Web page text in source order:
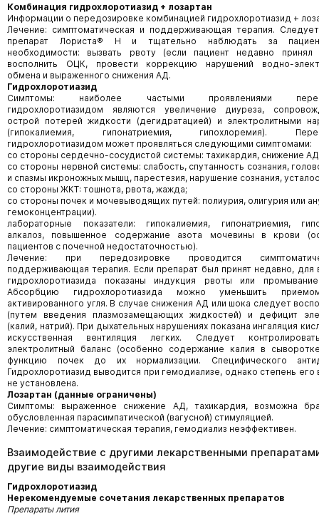
Комбинация гидрохлоротиазид + лозартан
Информации о передозировке комбинацией гидрохлоротиазид +
Лечение: симптоматическая и поддерживающая терапия.
препарат Лориста® Н и тщательно наблюдать за
необходимости: вызвать рвоту (если пациент недавно принял
восполнить ОЦК, провести коррекцию нарушений водно-
обмена и выраженного снижения АД.
Гидрохлоротиазид
Симптомы: наиболее частыми проявлениями
гидрохлоротиазидом являются увеличение диуреза,
острой потерей жидкости (дегидратацией) и электролитными
(гипокалиемия, гипонатриемия, гипохлоремия).
гидрохлоротиазидом может проявляться следующими симптомами:
со стороны сердечно-сосудистой системы: тахикардия, снижение
со стороны нервной системы: слабость, спутанность сознания,
и спазмы икроножных мышц, парестезия, нарушение сознания,
со стороны ЖКТ: тошнота, рвота, жажда;
со стороны почек и мочевыводящих путей: полиурия, олигурия или
гемоконцентрации).
лабораторные показатели: гипокалиемия, гипонатриемия,
алкалоз, повышенное содержание азота мочевины в крови
пациентов с почечной недостаточностью).
Лечение: при передозировке проводится
поддерживающая терапия. Если препарат был принят недавно, для
гидрохлоротиазида показаны индукция рвоты или
Абсорбцию гидрохлоротиазида можно уменьшить
активированного угля. В случае снижения АД или шока следует
(путем введения плазмозамещающих жидкостей) и дефицит
(калий, натрий). При дыхательных нарушениях показана ингаляция
искусственная вентиляция легких. Следует
электролитный баланс (особенно содержание калия в
функцию почек до их нормализации. Специфического
Гидрохлоротиазид выводится при гемодиализе, однако степень его
не установлена.
Лозартан (данные ограничены)
Симптомы: выраженное снижение АД, тахикардия, возможна
обусловленная парасимпатической (вагусной) стимуляцией.
Лечение: симптоматическая терапия, гемодиализ неэффективен.
Взаимодействие с другими лекарственными
другие виды взаимодействия
Гидрохлоротиазид
Нерекомендуемые сочетания лекарственных препаратов
Препараты лития